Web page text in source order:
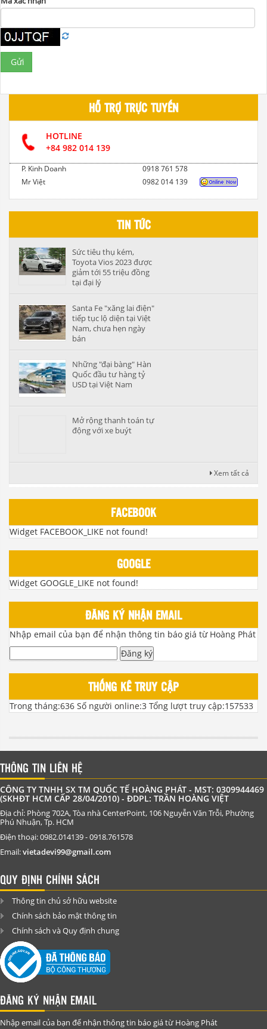
Gửi
HỖ TRỢ TRỰC TUYẾN
HOTLINE
+84 982 014 139
P. Kinh Doanh
0918 761 578
Mr Việt
0982 014 139
TIN TỨC
Sức tiêu thụ kém,
Toyota Vios 2023 được
giảm tới 55 triệu đồng
tại đại lý
Santa Fe "xăng lai điện"
tiếp tục lộ diện tại Việt
Nam, chưa hẹn ngày
bán
Những "đại bàng" Hàn
Quốc đầu tư hàng tỷ
USD tại Việt Nam
Mở rộng thanh toán tự
động với xe buýt
Xem tất cả
FACEBOOK
Widget FACEBOOK_LIKE not found!
GOOGLE
Widget GOOGLE_LIKE not found!
ĐĂNG KÝ NHẬN EMAIL
Nhập email của bạn để nhận thông tin báo giá từ Hoàng Phát
Đăng ký
THỐNG KÊ TRUY CẬP
Trong tháng:636 Số người online:3 Tổng lượt truy cập:157533
THÔNG TIN LIÊN HỆ
CÔNG TY TNHH SX TM QUỐC TẾ HOÀNG PHÁT - MST: 0309944469
(SKHĐT HCM CẤP 28/04/2010) - ĐDPL: TRẦN HOÀNG VIỆT
Địa chỉ: Phòng 702A, Tòa nhà CenterPoint, 106 Nguyễn Văn Trỗi, Phường
Phú Nhuận, Tp. HCM
Điện thoại: 0982.014139 - 0918.761578
Email:vietadevi99@gmail.com
QUY ĐỊNH CHÍNH SÁCH
Thông tin chủ sở hữu website
Chính sách bảo mật thông tin
Chính sách và Quy định chung
ĐĂNG KÝ NHẬN EMAIL
Nhập email của bạn để nhận thông tin báo giá từ Hoàng Phát